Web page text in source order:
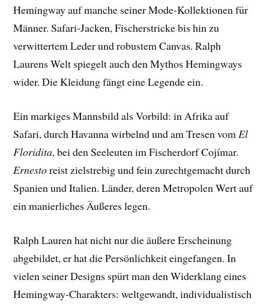
Hemingway auf manche seiner Mode-Kollektionen für
Männer. Safari-Jacken, Fischerstricke bis hin zu
verwittertem Leder und robustem Canvas. Ralph
Laurens Welt spiegelt auch den Mythos Hemingways
wider. Die Kleidung fängt eine Legende ein.
Ein markiges Mannsbild als Vorbild: in Afrika auf
Safari, durch Havanna wirbelnd und am Tresen vomEl
Floridita, bei den Seeleuten im Fischerdorf Cojímar.
Ernestoreist zielstrebig und fein zurechtgemacht durch
Spanien und Italien. Länder, deren Metropolen Wert auf
ein manierliches Äußeres legen.
Ralph Lauren hat nicht nur die äußere Erscheinung
abgebildet, er hat die Persönlichkeit eingefangen. In
vielen seiner Designs spürt man den Widerklang eines
Hemingway-Charakters: weltgewandt, individualistisch